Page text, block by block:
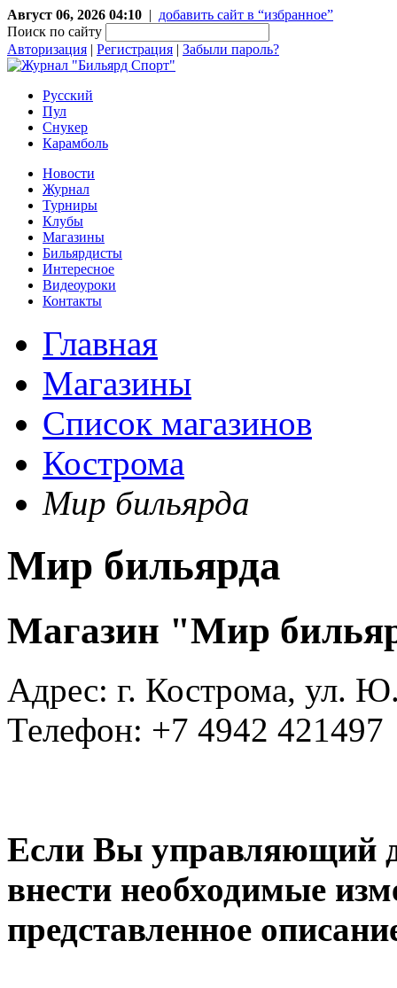
Август 06, 2026 04:10 | добавить сайт в “избранное”
Поиск по сайту
Авторизация | Регистрация | Забыли пароль?
Русский
Пул
Снукер
Карамболь
Новости
Журнал
Турниры
Клубы
Магазины
Бильярдисты
Интересное
Видеоуроки
Контакты
Главная
Магазины
Список магазинов
Кострома
Мир бильярда
Мир бильярда
Магазин "Мир
Адрес: г. Кострома, ул.
Телефон: +7 4942 421497
Если Вы управляющий
внести необходимые
представленное